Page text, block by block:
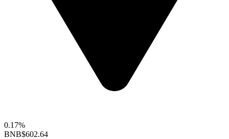
0.17%
BNB$602.64